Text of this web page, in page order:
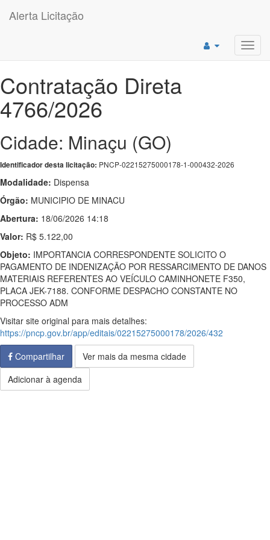
Alerta Licitação
Contratação Direta
4766/2026
Cidade: Minaçu (GO)
Identificador desta licitação: PNCP-02215275000178-1-000432-2026
Modalidade: Dispensa
Órgão: MUNICIPIO DE MINACU
Abertura: 18/06/2026 14:18
Valor: R$ 5.122,00
Objeto: IMPORTANCIA CORRESPONDENTE SOLICITO O
PAGAMENTO DE INDENIZAÇÃO POR RESSARCIMENTO DE DANOS
MATERIAIS REFERENTES AO VEÍCULO CAMINHONETE F350,
PLACA JEK-7188. CONFORME DESPACHO CONSTANTE NO
PROCESSO ADM
Visitar site original para mais detalhes:
https://pncp.gov.br/app/editais/02215275000178/2026/432
Compartilhar
Ver mais da mesma cidade
Adicionar à agenda